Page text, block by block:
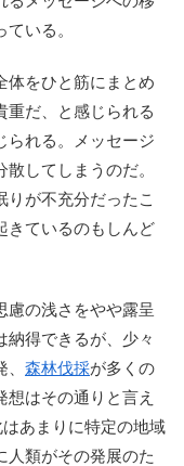
いる。
をひと筋にまとめ
重だ、と感じられる
られる。メッセージ
してしまうのだ。
が不充分だったこ
きているのもしんど
の浅さをやや露呈
納得できるが、少々
森林伐採が多くの
はその通りと言え
あまりに特定の地域
人類がその発展のた